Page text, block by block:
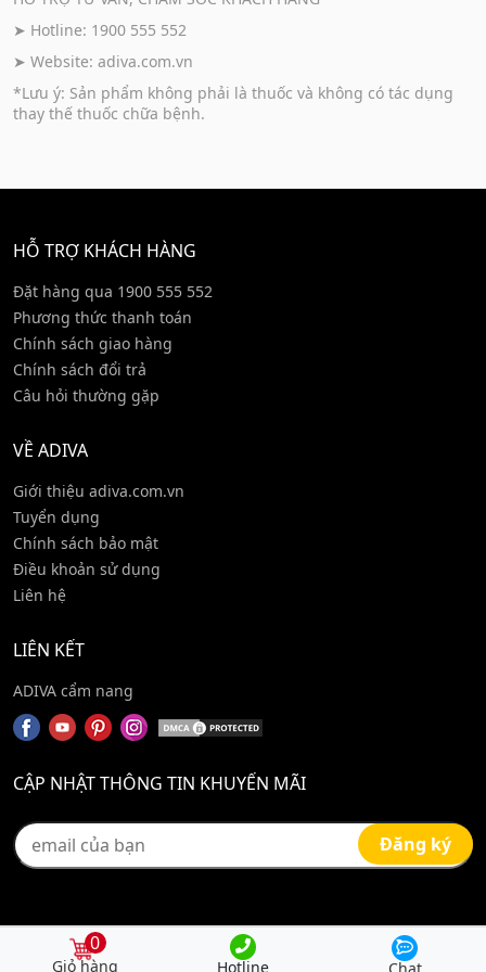
➤ Hotline: 1900 555 552
➤ Website: adiva.com.vn
*Lưu ý: Sản phẩm không phải là thuốc và không có tác dụng
thay thế thuốc chữa bệnh.
HỖ TRỢ KHÁCH HÀNG
Đặt hàng qua 1900 555 552
Phương thức thanh toán
Chính sách giao hàng
Chính sách đổi trả
Câu hỏi thường gặp
VỀ ADIVA
Giới thiệu adiva.com.vn
Tuyển dụng
Chính sách bảo mật
Điều khoản sử dụng
Liên hệ
LIÊN KẾT
ADIVA cẩm nang
CẬP NHẬT THÔNG TIN KHUYẾN MÃI
0
Hotline